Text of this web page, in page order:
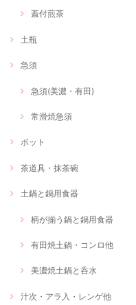
蓋付煎茶
土瓶
急須
急須(美濃・有田)
常滑焼急須
ポット
茶道具・抹茶碗
土鍋と鍋用食器
柄が揃う鍋と鍋用食器
有田焼土鍋・コンロ他
美濃焼土鍋と呑水
汁次・アラ入・レンゲ他